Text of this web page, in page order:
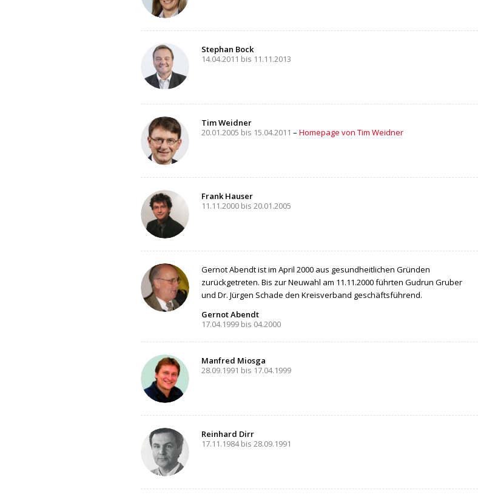
Stephan Bock
14.04.2011 bis 11.11.2013
Tim Weidner
20.01.2005 bis 15.04.2011 – Homepage von Tim Weidner
Frank Hauser
11.11.2000 bis 20.01.2005
Gernot Abendt ist im April 2000 aus gesundheitlichen Gründen
zurückgetreten. Bis zur Neuwahl am 11.11.2000 führten Gudrun Gruber
und Dr. Jürgen Schade den Kreisverband geschäftsführend.
Gernot Abendt
17.04.1999 bis 04.2000
Manfred Miosga
28.09.1991 bis 17.04.1999
Reinhard Dirr
17.11.1984 bis 28.09.1991